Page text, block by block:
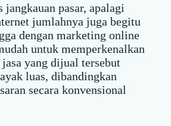
jangkauan pasar, apalagi
jumlahnya juga begitu
dengan marketing online
untuk memperkenalkan
yang dijual tersebut
luas, dibandingkan
secara konvensional